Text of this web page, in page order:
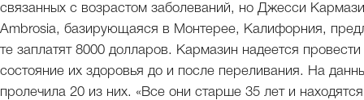
связанных с возрастом заболеваний, но Джесси
Ambrosia, базирующаяся в Монтерее, Калифорния,
те заплатят 8000 долларов. Кармазин надеется
состояние их здоровья до и после переливания. На
пролечила 20 из них. «Все они старше 35 лет и